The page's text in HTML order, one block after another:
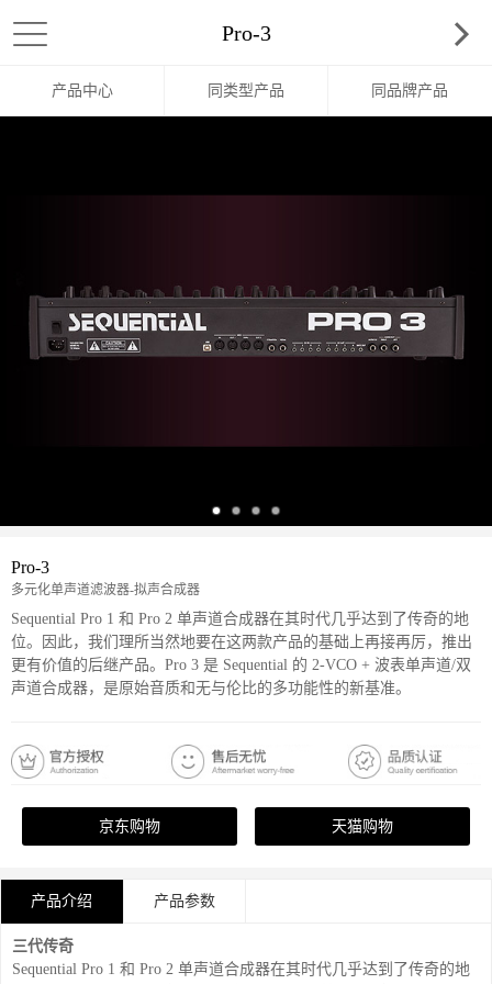
Pro-3
产品中心 同类型产品 同品牌产品
Pro-3
多元化单声道滤波器-拟声合成器
Sequential Pro 1 和 Pro 2 单声道合成器在其时代几乎达到了传奇的地
位。因此，我们理所当然地要在这两款产品的基础上再接再厉，推出
更有价值的后继产品。Pro 3 是 Sequential 的 2-VCO + 波表单声道/双
声道合成器，是原始音质和无与伦比的多功能性的新基准。
京东购物 天猫购物
产品介绍 产品参数
三代传奇
Sequential Pro 1 和 Pro 2 单声道合成器在其时代几乎达到了传奇的地